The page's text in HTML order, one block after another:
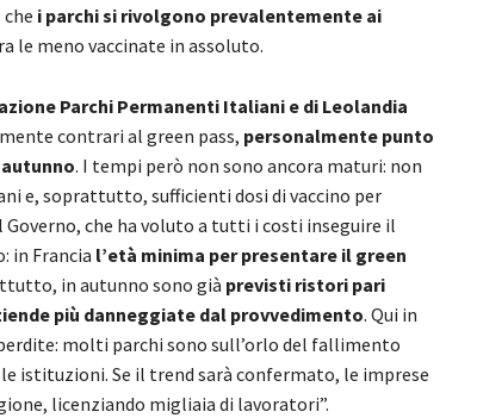
i parchi si rivolgono prevalentemente ai
le meno vaccinate in assoluto.
Parchi Permanenti Italiani e di Leolandia
contrari al green pass, personalmente punto
. I tempi però non sono ancora maturi: non
e, soprattutto, sufficienti dosi di vaccino per
Governo, che ha voluto a tutti i costi inseguire il
in Francia l’età minima per presentare il green
in autunno sono già previsti ristori pari
più danneggiate dal provvedimento. Qui in
molti parchi sono sull’orlo del fallimento
istituzioni. Se il trend sarà confermato, le imprese
licenziando migliaia di lavoratori”.